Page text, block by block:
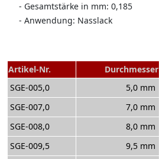
- Gesamtstärke in mm: 0,185
- Anwendung: Nasslack
Artikel-Nr. Durchmesser
SGE-005,0
5,0 mm
SGE-007,0
7,0 mm
SGE-008,0
8,0 mm
SGE-009,5
9,5 mm